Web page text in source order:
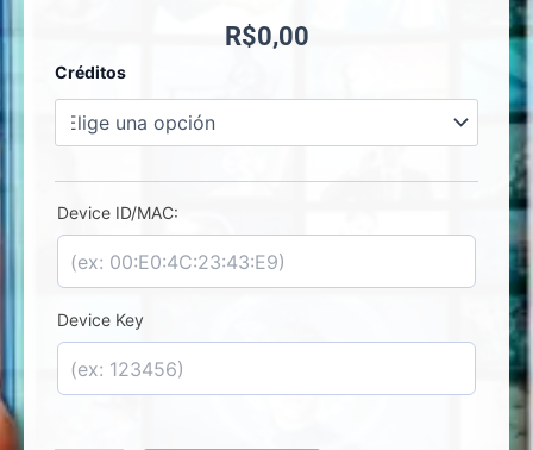
R$0,00
Créditos
Device ID/MAC:
Device Key
IBO
Activación
Licencia
cantidad